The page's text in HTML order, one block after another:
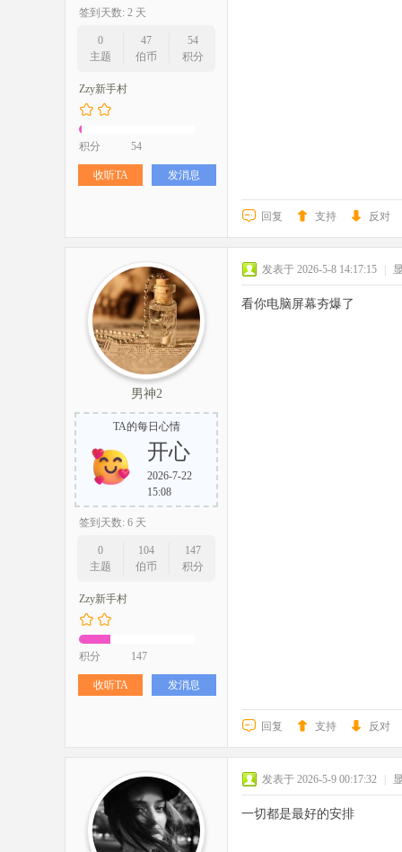
签到天数: 2 天
0
主题
47
伯币
54
积分
Zzy新手村
积分 54
收听TA 发消息
回复 支持 反对
男神2
TA的每日心情
开心
2026-7-22
15:08
签到天数: 6 天
0
主题
104
伯币
147
积分
Zzy新手村
积分 147
收听TA 发消息
发表于 2026-5-8 14:17:15
看你电脑屏幕夯爆了
回复 支持 反对
发表于 2026-5-9 00:17:32
一切都是最好的安排